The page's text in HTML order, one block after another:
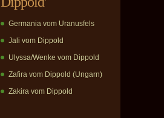
Germania vom Uranusfels
Jali vom Dippold
Ulyssa/Wenke vom Dippold
Zafira vom Dippold (Ungarn)
Zakira vom Dippold